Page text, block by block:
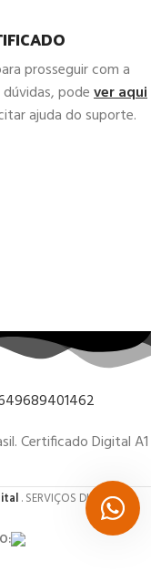
prosseguir com a
podever aqui
ajuda do suporte.
Certificado Digital A1
. SERVIÇOS DIGITAIS.